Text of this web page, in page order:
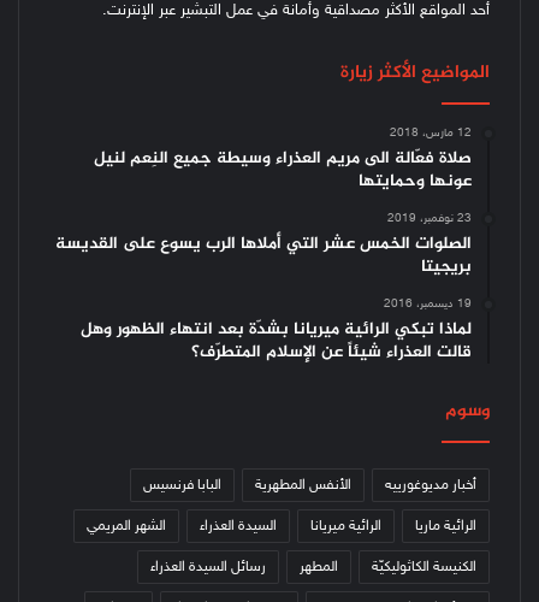
أحد المواقع الأكثر مصداقية وأمانة في عمل التبشير عبر الإنترنت.
المواضيع الأكثر زيارة
12 مارس، 2018
صلاة فعّالة الى مريم العذراء وسيطة جميع النِعم لنيل
عونها وحمايتها
23 نوفمبر، 2019
الصلوات الخمس عشر التي أملاها الرب يسوع على القديسة
بريجيتا
19 ديسمبر، 2016
لماذا تبكي الرائية ميريانا بشدّة بعد انتهاء الظهور وهل
قالت العذراء شيئاً عن الإسلام المتطرّف؟
وسوم
أخبار مديوغورييه الأنفس المطهرية البابا فرنسيس
الرائية ماريا الرائية ميريانا السيدة العذراء الشهر المريمي
الكنيسة الكاثوليكيّة المطهر رسائل السيدة العذراء